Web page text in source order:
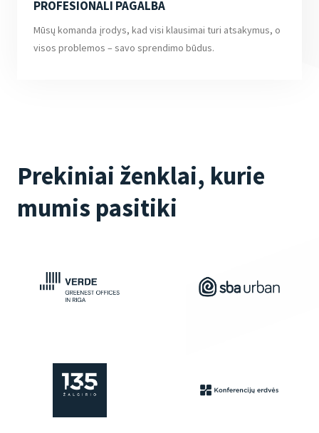
PROFESIONALI PAGALBA
Mūsų komanda įrodys, kad visi klausimai turi atsakymus, o
visos problemos – savo sprendimo būdus.
Prekiniai ženklai, kurie
mumis pasitiki